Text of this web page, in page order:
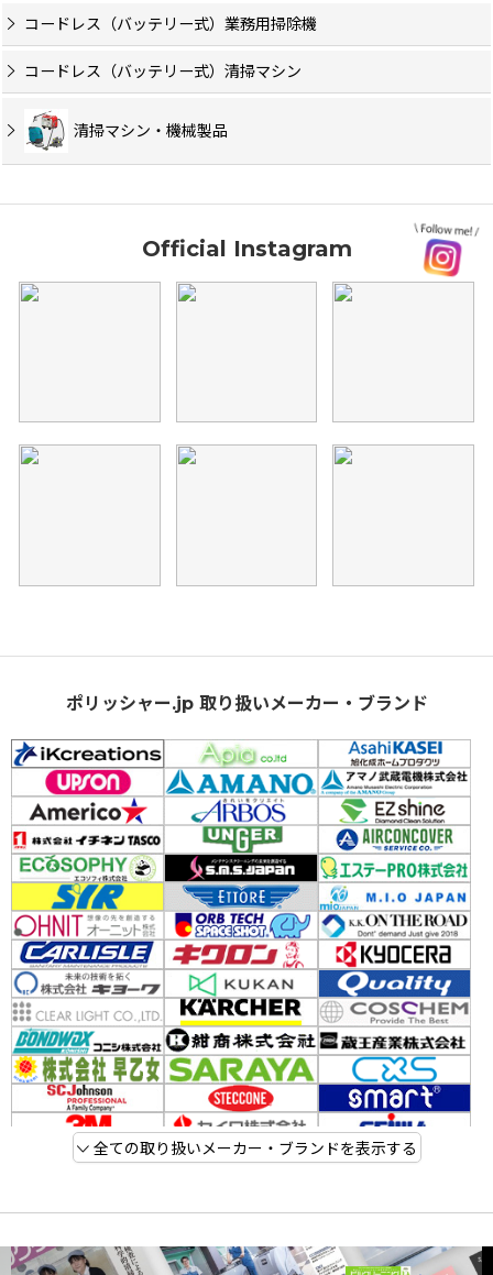
コードレス（バッテリー式）業務用掃除機
コードレス（バッテリー式）清掃マシン
清掃マシン・機械製品
Official Instagram
ポリッシャー.jp 取り扱いメーカー・ブランド
全ての取り扱いメーカー・ブランドを表示する